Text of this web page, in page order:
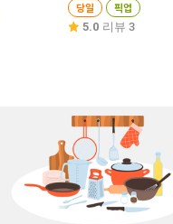
당일 픽업
5.0 리뷰 3